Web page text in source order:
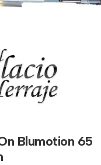
Blumotion 65